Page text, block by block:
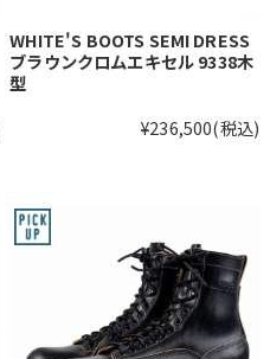
WHITE'S BOOTS SEMI DRESS
ブラウンクロムエキセル 9338木
型
¥236,500(税込)